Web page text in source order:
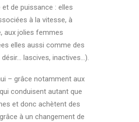
de puissance : elles
à la vitesse, à
aux jolies femmes
elles aussi comme des
lascives, inactives…).
– grâce notamment aux
conduisent autant que
et donc achètent des
à un changement de